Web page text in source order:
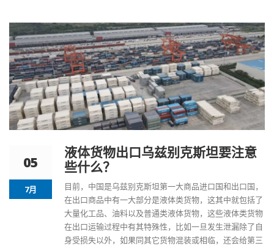
05
7月
液体货物出口乌兹别克斯坦要注意
些什么？
目前，中国是乌兹别克斯坦第一大商品进口国和出口国，
在出口商品中有一大部分是液体类货物，这其中就包括了
大量化工品、油料以及普通类液体货物，这些液体类货物
在出口运输过程中有其特殊性，比如一旦发生泄漏除了自
身受损失以外，如果同其它货物混装或相临，还会给第三